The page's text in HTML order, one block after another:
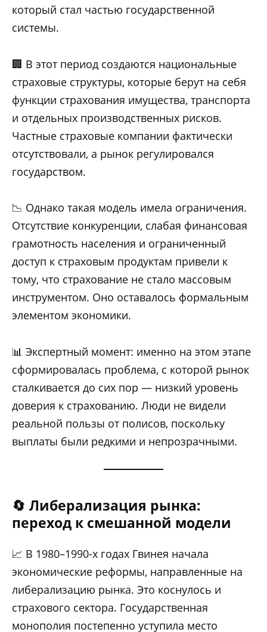
который стал частью государственной
системы.
🏢 В этот период создаются национальные
страховые структуры, которые берут на себя
функции страхования имущества, транспорта
и отдельных производственных рисков.
Частные страховые компании фактически
отсутствовали, а рынок регулировался
государством.
📉 Однако такая модель имела ограничения.
Отсутствие конкуренции, слабая финансовая
грамотность населения и ограниченный
доступ к страховым продуктам привели к
тому, что страхование не стало массовым
инструментом. Оно оставалось формальным
элементом экономики.
📊 Экспертный момент: именно на этом этапе
сформировалась проблема, с которой рынок
сталкивается до сих пор — низкий уровень
доверия к страхованию. Люди не видели
реальной пользы от полисов, поскольку
выплаты были редкими и непрозрачными.
🔄 Либерализация рынка:
переход к смешанной модели
📈 В 1980–1990-х годах Гвинея начала
экономические реформы, направленные на
либерализацию рынка. Это коснулось и
страхового сектора. Государственная
монополия постепенно уступила место